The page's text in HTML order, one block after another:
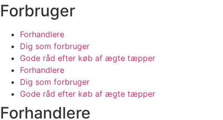
Forbruger
Forhandlere
Dig som forbruger
Gode råd efter køb af ægte tæpper
Forhandlere
Dig som forbruger
Gode råd efter køb af ægte tæpper
Forhandlere